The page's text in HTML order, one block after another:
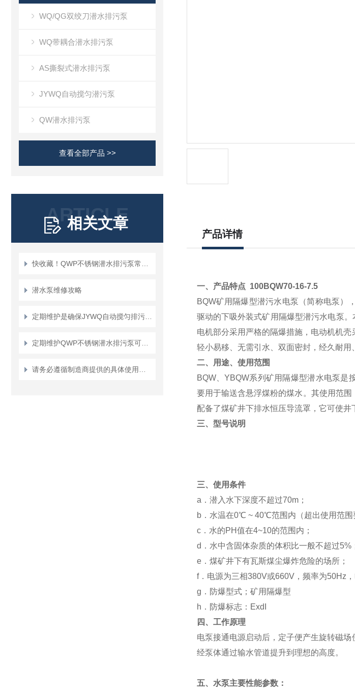
WQ/QG双绞刀潜水排污泵
WQ带耦合潜水排污泵
AS撕裂式潜水排污泵
JYWQ自动搅匀潜污泵
QW潜水排污泵
查看全部产品 >>
ARTICLE
相关文章
潜水泵维修攻略
产品详情
一、 产品特点 100BQW70-16-7.5
BQW矿用隔爆型潜污水电泵 （简称电泵）
驱动的下吸外装式矿用 隔爆型潜污水电泵。
电机部分采用严格的隔爆措施，电动机机
轻小易移、无需引水、双面密封，经久耐用
二、
用途、使用范围
BQW、YBQW系列矿用隔爆型潜水电泵是
要用于输送含悬浮煤粉的煤水。其使用范围
配备了煤矿井下排水恒压导流罩，它可使
三、 型号说明
三、使用条件
a ．潜入水下深度不超过70m；
b．水温在0℃ ~ 40℃范围内（超出使用范围
c．水的PH值在4~10的范围内；
d ．水中含固体杂质的体积比一般不超过5%
e．煤矿井下有瓦斯煤尘爆炸危险的场所；
f．电源为三相380V或660V，频率为50Hz
g ．防爆型式； 矿用隔爆型
h ．防爆标志： ExdI
四、工作原理
电泵接通电源启动后，定子便产生旋转磁
经泵体通过输水管道提升到理想的高度。
五、水泵主要性能参数：